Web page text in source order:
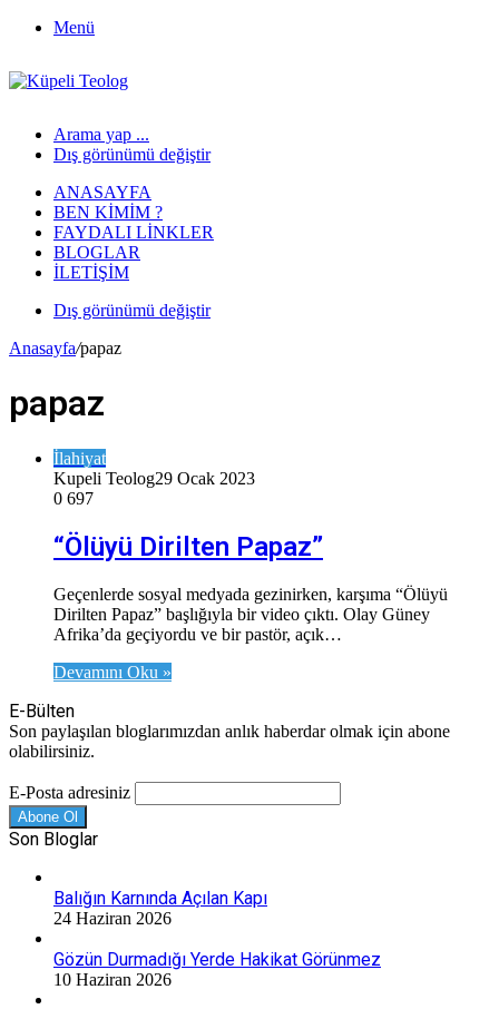
Menü
Arama yap ...
Dış görünümü değiştir
ANASAYFA
BEN KIMIM ?
FAYDALI LINKLER
BLOGLAR
İLETIŞIM
Dış görünümü değiştir
Anasayfa/papaz
papaz
İlahiyat
Kupeli Teolog29 Ocak 2023
0 697
“Ölüyü Dirilten Papaz”
Geçenlerde sosyal medyada gezinirken, karşıma “Ölüyü
Dirilten Papaz” başlığıyla bir video çıktı. Olay Güney
Afrika’da geçiyordu ve bir pastör, açık…
Devamını Oku »
E-Bülten
Son paylaşılan bloglarımızdan anlık haberdar olmak için abone
olabilirsiniz.
E-Posta adresiniz
Son Bloglar
Balığın Karnında Açılan Kapı
24 Haziran 2026
Gözün Durmadığı Yerde Hakikat Görünmez
10 Haziran 2026